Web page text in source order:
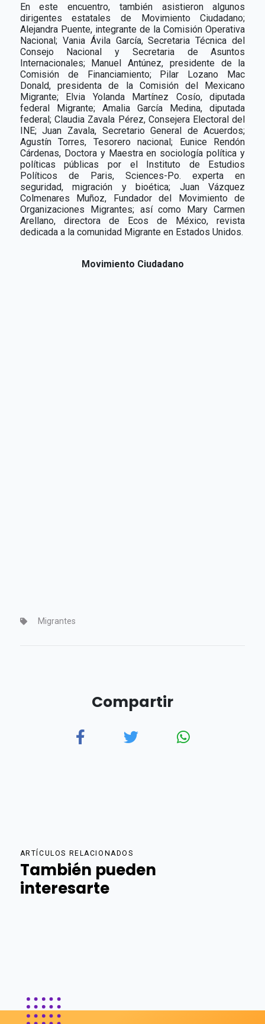
En este encuentro, también asistieron algunos
dirigentes estatales de Movimiento Ciudadano;
Alejandra Puente, integrante de la Comisión Operativa
Nacional; Vania Ávila García, Secretaria Técnica del
Consejo Nacional y Secretaria de Asuntos
Internacionales; Manuel Antúnez, presidente de la
Comisión de Financiamiento; Pilar Lozano Mac
Donald, presidenta de la Comisión del Mexicano
Migrante; Elvia Yolanda Martínez Cosío, diputada
federal Migrante; Amalia García Medina, diputada
federal; Claudia Zavala Pérez, Consejera Electoral del
INE; Juan Zavala, Secretario General de Acuerdos;
Agustín Torres, Tesorero nacional; Eunice Rendón
Cárdenas, Doctora y Maestra en sociología política y
políticas públicas por el Instituto de Estudios
Políticos de Paris, Sciences-Po. experta en
seguridad, migración y bioética; Juan Vázquez
Colmenares Muñoz, Fundador del Movimiento de
Organizaciones Migrantes; así como Mary Carmen
Arellano, directora de Ecos de México, revista
dedicada a la comunidad Migrante en Estados Unidos.
Movimiento Ciudadano
Migrantes
Compartir
ARTÍCULOS RELACIONADOS
También pueden
interesarte